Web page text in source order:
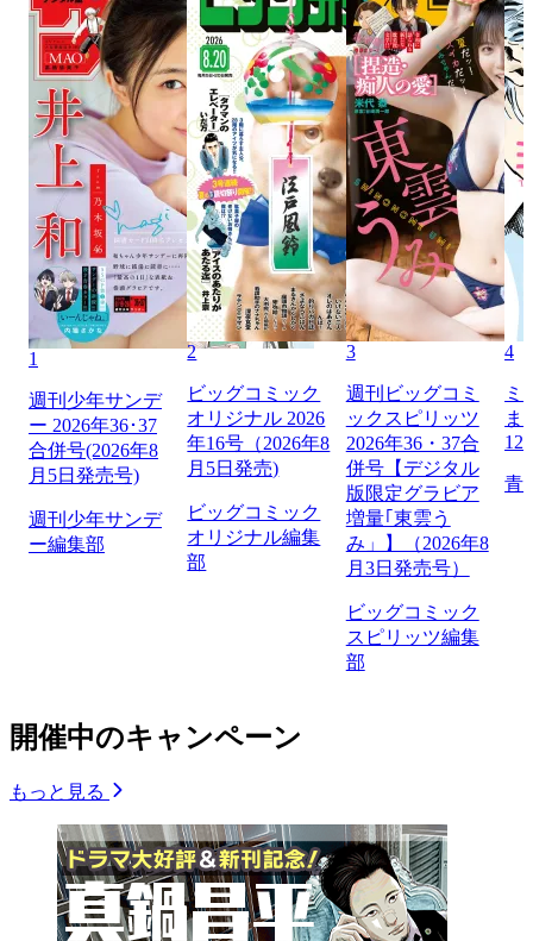
1
週刊少年サンデ
ー 2026年36･37
合併号(2026年8
月5日発売号)
週刊少年サンデ
ー編集部
2
ビッグコミック
オリジナル 2026
年16号（2026年8
月5日発売)
ビッグコミック
オリジナル編集
部
3
週刊ビッグコミ
ックスピリッツ
2026年36・37合
併号【デジタル
版限定グラビア
増量｢東雲う
み」】（2026年8
月3日発売号）
ビッグコミック
スピリッツ編集
部
4
ミ
ま
129
青
開催中のキャンペーン
もっと見る